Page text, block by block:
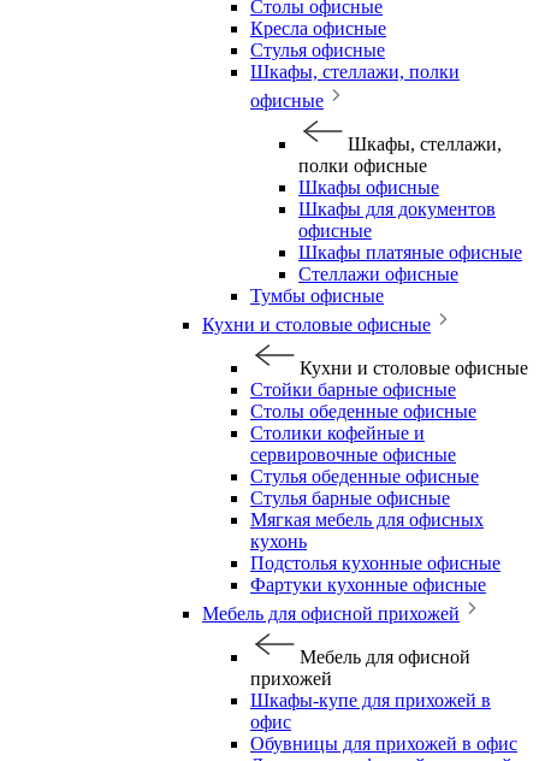
Столы офисные
Кресла офисные
Стулья офисные
Шкафы, стеллажи, полки
офисные
Шкафы, стеллажи,
полки офисные
Шкафы офисные
Шкафы для документов
офисные
Шкафы платяные офисные
Стеллажи офисные
Тумбы офисные
Кухни и столовые офисные
Кухни и столовые офисные
Стойки барные офисные
Столы обеденные офисные
Столики кофейные и
сервировочные офисные
Стулья обеденные офисные
Стулья барные офисные
Мягкая мебель для офисных
кухонь
Подстолья кухонные офисные
Фартуки кухонные офисные
Мебель для офисной прихожей
Мебель для офисной
прихожей
Шкафы-купе для прихожей в
офис
Обувницы для прихожей в офис